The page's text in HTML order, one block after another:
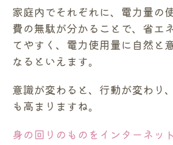
家庭内でそれぞれに、電力量の
費の無駄が分かることで、省エ
てやすく、電力使用量に自然と
なるといえます。
意識が変わると、行動が変わり
も高まりますね。
身の回りのものをインターネッ